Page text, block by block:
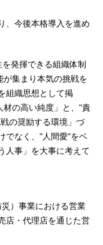
、今後本格導入を進め
発揮できる組織体制
集まり本気の挑戦を
組織思想として掲
材の高い純度」と、"責
の奨励する環境」づ
でなく、"人間愛"をベ
人事」を大事に考えて
）事業における営業
店・代理店を通じた営